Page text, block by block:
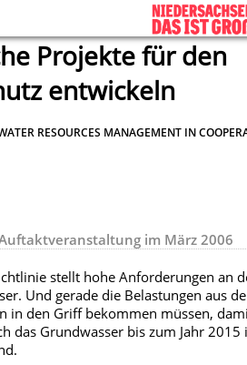
Projekte für den
entwickeln
RESOURCES MANAGEMENT IN
im März 2006
stellt hohe Anforderungen an
Und gerade die Belastungen aus
in den Griff bekommen müssen,
das Grundwasser bis zum Jahr 2015